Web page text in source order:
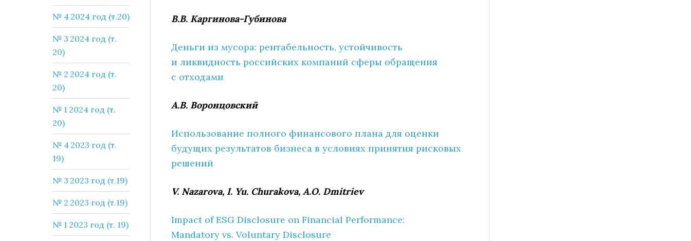
В.В. Каргинова-Губинова
Деньги из мусора: рентабельность, устойчивость
и ликвидность российских компаний сферы обращения
с отходами
А.В. Воронцовский
Использование полного финансового плана для оценки
будущих результатов бизнеса в условиях принятия рисковых
решений
V. Nazarova, I. Yu. Churakova, A.O. Dmitriev
Impact of ESG Disclosure on Financial Performance:
Mandatory vs. Voluntary Disclosure
№ 4 2024 год (т.20)
№ 3 2024 год (т.
20)
№ 2 2024 год (т.
20)
№ 1 2024 год (т.
20)
№ 4 2023 год (т.
19)
№ 3 2023 год (т.19)
№ 2 2023 год (т.19)
№ 1 2023 год (т. 19)